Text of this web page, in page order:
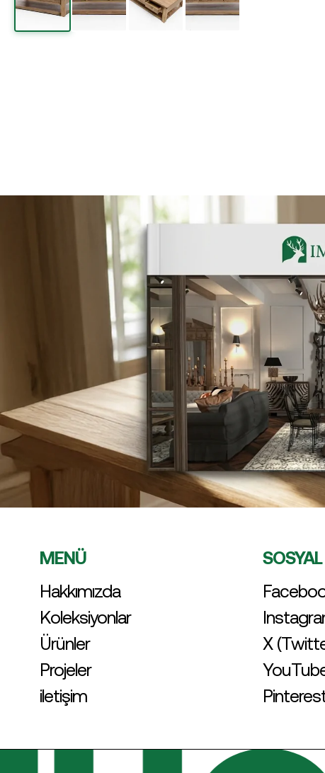
MENÜ
Hakkımızda
Koleksiyonlar
Ürünler
Projeler
iletişim
X